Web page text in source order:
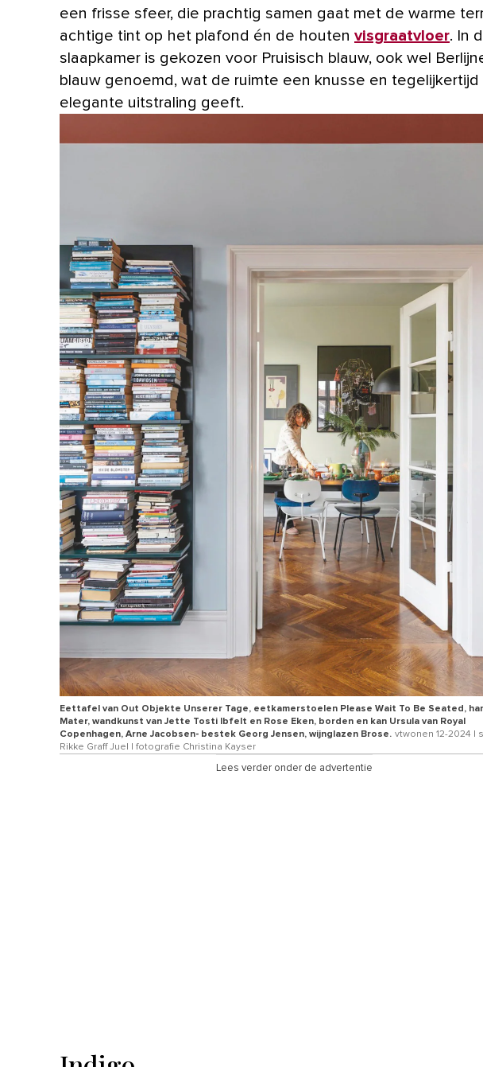
een frisse sfeer, die prachtig samen gaat met de warme
achtige tint op het plafond én de houten visgraatvloer. In
slaapkamer is gekozen voor Pruisisch blauw, ook wel
blauw genoemd, wat de ruimte een knusse en tegelijkertijd
elegante uitstraling geeft.
Eettafel van Out Objekte Unserer Tage, eetkamerstoelen Please Wait To Be Seated,
Mater, wandkunst van Jette Tosti Ibfelt en Rose Eken, borden en kan Ursula van Royal
Copenhagen, Arne Jacobsen- bestek Georg Jensen, wijnglazen Brose. vtwonen 12-2024 |
Rikke Graff Juel | fotografie Christina Kayser
Lees verder onder de advertentie